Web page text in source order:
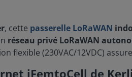
, cette passerelle LoRaWAN
réseau privé LoRaWAN
flexible (230VAC/12VDC)
iFemtoCell de